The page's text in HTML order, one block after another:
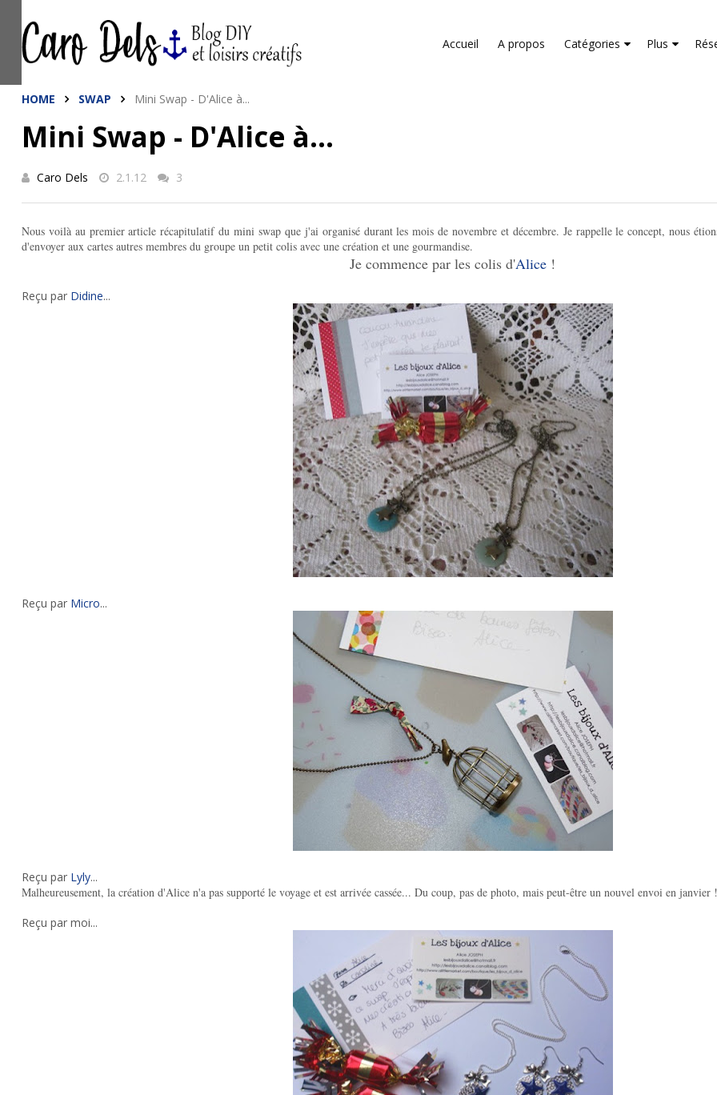
Accueil A propos Catégories Plus
HOME SWAP Mini Swap - D'Alice à...
Mini Swap - D'Alice à...
Caro Dels 2.1.12 3
Nous voilà au premier article récapitulatif du mini swap que j'ai organisé durant les mois de novembre et décembre. Je rappelle le concept, nous
d'envoyer aux cartes autres membres du groupe un petit colis avec une création et une gourmandise.
Je commence par les colis d'Alice !
Reçu par Didine...
Reçu par Micro...
Reçu par Lyly...
Malheureusement, la création d'Alice n'a pas supporté le voyage et est arrivée cassée... Du coup, pas de photo, mais peut-être un nouvel envoi en janvier !
Reçu par moi...
This site uses cookies from Google to deliver its services and to analyze traffic. Your IP address and
are shared with Google along with performance and security metrics to ensure quality of service,
statistics, and to detect and address abuse.